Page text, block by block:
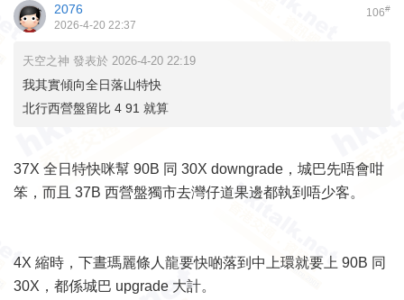
106#
2076
2026-4-20 22:37
天空之神 發表於 2026-4-20 22:19
我其實傾向全日落山特快
北行西營盤留比 4 91 就算
37X 全日特快咪幫 90B 同 30X downgrade，城巴先唔會咁
笨，而且 37B 西營盤獨市去灣仔道果邊都執到唔少客。
4X 縮時，下晝瑪麗條人龍要快啲落到中上環就要上 90B 同
30X，都係城巴 upgrade 大計。